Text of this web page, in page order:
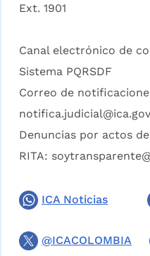
Ext. 1901
Canal electrónico de
Sistema PQRSDF
Correo de
Denuncias por actos
RITA:
ICA Noticias
@ICACOLOMBIA